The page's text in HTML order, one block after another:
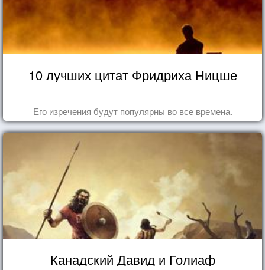
10 лучших цитат Фридриха Ницше
Его изречения будут популярны во все времена.
Канадский Давид и Голиаф